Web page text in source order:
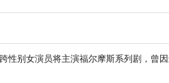
性别女演员将主演福尔摩斯系列剧，曾